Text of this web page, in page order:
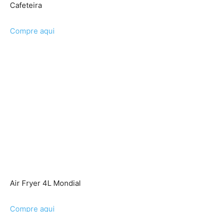
Cafeteira
Compre aqui
Air Fryer 4L Mondial
Compre aqui